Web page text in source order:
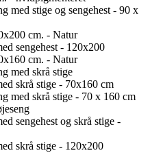
med stige og sengehest - 90 x
cm. - Natur
sengehest - 120x200
cm. - Natur
med skrå stige
skrå stige - 70x160 cm
med skrå stige - 70 x 160 cm
sengehest og skrå stige -
skrå stige - 120x200